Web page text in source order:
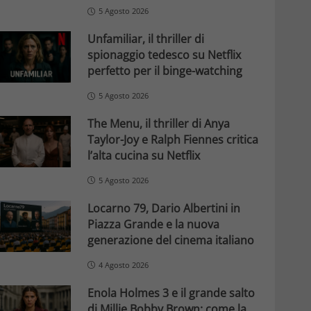
5 Agosto 2026
Unfamiliar, il thriller di
spionaggio tedesco su Netflix
perfetto per il binge-watching
5 Agosto 2026
The Menu, il thriller di Anya
Taylor-Joy e Ralph Fiennes critica
l’alta cucina su Netflix
5 Agosto 2026
Locarno 79, Dario Albertini in
Piazza Grande e la nuova
generazione del cinema italiano
4 Agosto 2026
Enola Holmes 3 e il grande salto